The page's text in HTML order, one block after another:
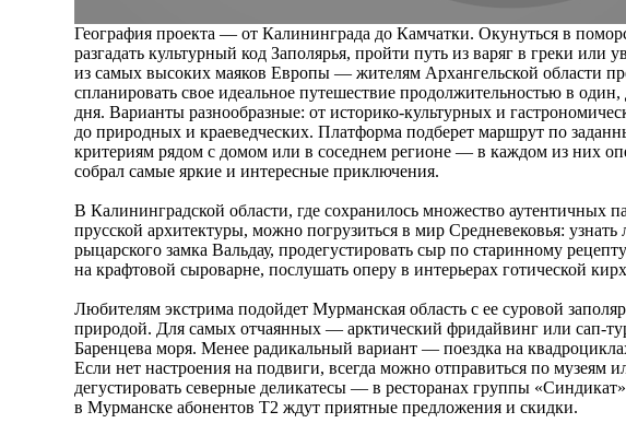
География проекта — от Калининграда до Камчатки. Окунуться в
разгадать культурный код Заполярья, пройти путь из варяг в греки или
из самых высоких маяков Европы — жителям Архангельской области
спланировать свое идеальное путешествие продолжительностью в один,
дня. Варианты разнообразные: от историко-культурных и
до природных и краеведческих. Платформа подберет маршрут по
критериям рядом с домом или в соседнем регионе — в каждом из них
собрал самые яркие и интересные приключения.
В Калининградской области, где сохранилось множество аутентичных
прусской архитектуры, можно погрузиться в мир Средневековья: узнать
рыцарского замка Вальдау, продегустировать сыр по старинному рецепту
на крафтовой сыроварне, послушать оперу в интерьерах готической
Любителям экстрима подойдет Мурманская область с ее суровой
природой. Для самых отчаянных — арктический фридайвинг или сап-
Баренцева моря. Менее радикальный вариант — поездка на
Если нет настроения на подвиги, всегда можно отправиться по музеям
дегустировать северные деликатесы — в ресторанах группы «Синдикат»
в Мурманске абонентов T2 ждут приятные предложения и скидки.